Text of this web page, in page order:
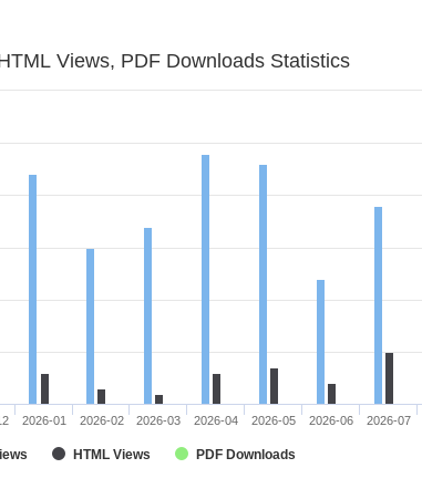
Views, PDF Downloads Statistics
HTML Views PDF Downloads
2026-01 2026-02 2026-03 2026-04 2026-05 2026-06 2026-07